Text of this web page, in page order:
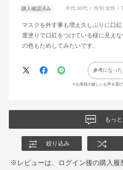
購入確認済み 年代:30代 性別:女性
マスクを外す事も増え久しぶりに口
度塗りで口紅をつけている様に見え
の色もためしてみたいです。
参考になった
※お客様の嬉しいお声を選
もっ
絞り込み
※レビューは、ログイン後の購入履